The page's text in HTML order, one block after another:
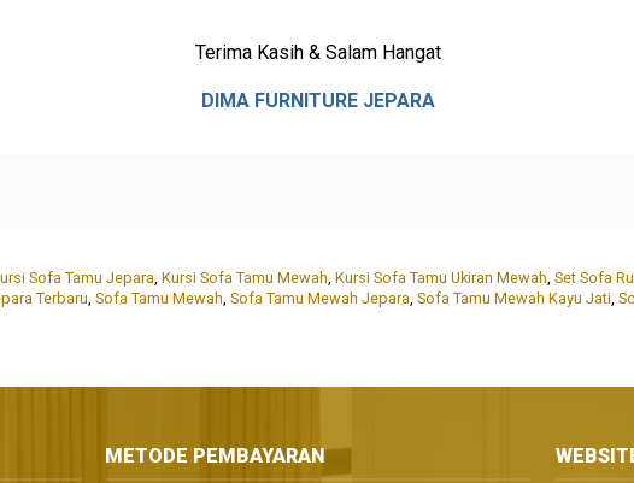
Terima Kasih & Salam Hangat
DIMA FURNITURE JEPARA
Sofa Tamu Jepara, Kursi Sofa Tamu Mewah, Kursi Sofa Tamu Ukiran Mewah, Set Sofa
Terbaru, Sofa Tamu Mewah, Sofa Tamu Mewah Jepara, Sofa Tamu Mewah Kayu Jati,
METODE PEMBAYARAN